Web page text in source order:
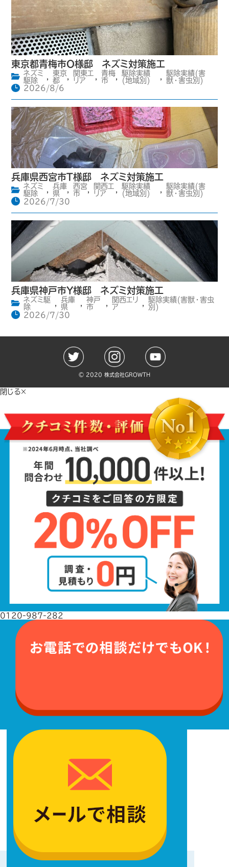
東京都青梅市O様邸 ネズミ対策施工
ネズミ
駆除
東京
都
関東エ
リア
青梅
市
駆除実績
(地域別)
駆除実績(害
獣・害虫別)
2026/8/6
兵庫県西宮市T様邸 ネズミ対策施工
ネズミ
駆除
,
兵庫
県
,
西宮
市
,
関西エ
リア
,
駆除実績
(地域別)
,
駆除実績(害
獣・害虫別)
2026/7/30
兵庫県神戸市Y様邸 ネズミ対策施工
ネズミ駆
除
,
兵庫
県
,
神戸
市
,
関西エリ
ア
,
駆除実績(害獣・害虫
別)
2026/7/30
©️ 2020 株式会社GROWTH
閉じる×
0120-987-282